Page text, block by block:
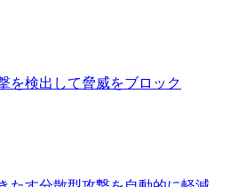
を検出して脅威をブロック